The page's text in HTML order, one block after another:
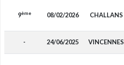
9ème 08/02/2026 CHALLANS
- 24/06/2025 VINCENNES